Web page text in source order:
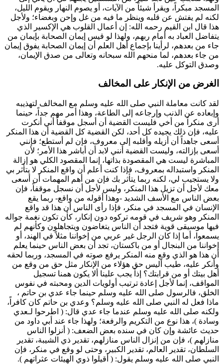
المسجد مبكراً، ويقرأ شيئاً من الآيات، أو يصوم النهار ويقوم الليل،
لكنه لم يفتش عن قلبه وينظر ما فيه من غل وإحن وبغضاء؛ ولأجل
هذا قال ابن القيم رحمه الله: إن أعمال القلوب هي الإكسير الذي
يتفاضل العباد به أمام ربهم، ولهذا لو قيس إيمان الصحابة بإيمان من
جاء من بعدهم، لرأينا بإجماع أهل العلم أن إيمان الصحابة يفوق إيمان
من جاء بعدهم، لما منحهم الله سبحانه وتعالى من صدق الإيمان،
وصدق التوكل عليه.
الغرض من الإنكار على المخالف
لقد كانت معاملة النبي صلى الله عليه وسلم مع المخالف لتهذيبه
وإبعاده عن الذنب وإرجاعه إلى الطاعة، وهذا أمر مهم جداً، حينما
أرى منكراً من أخي فليست القضية أن أسجل موقفاً أني أنكرت
عليه، فإن ذلك يجيده كل أحد، لكن القضية كل القضية أن هذا المنكر
أسعى جاهداً أن أزيله وأقلبه إلى معروف، فإن لم أستطع؛ فإنني
أسعى بإزالته، وليست القضية أنني لابد أن أباشر هذا الأمر؛ لأن
المباشرة ليست هي المقصودة بذاتها، إنما المقصود الكلي هو إزالة
المنكر واستبداله بمعروف، فإذا كنت أعلم أن واقع المنكر لا يتأثر بي
ولا يستجيب لي، لكنه ربما يتأثر بك فإن من أهم المهمات أن أسعى
معك لأجل أن تزيل هذا المنكر، وليس لأجل أن نسجل موقفاً، فإن
بعض الناس مع الأسف الشديد -وهذا أقوله من واقع- ربما يقع
الإنسان في المسجد في منكر، فإذا رأى الناس أن هذا قد واقع
المنكر وهو شريف في قومه تركوه دون إنكار، كأن تكون نغمة جواله
فيها موسيقى قوية فتجد أن الناس يتغاضون ويتجاهلون وكأنهم لم
يسمعوا، أما إذا كان الرجل غير عربي من إخواننا مثلاً في الهند، أو
إخواننا من البنجال أو من باكستان، تجد أن بعض الناس حينما يعلم
أن هذا هو الذي وقع منه المنكر يرفع صوته في المسجد، وربما لحقه
وأنكر عليه، طيب أليس حق هؤلاء من الإنكار مثل حق من وقع من
أهل بيتك أو من قرابتك؟ إذاً يجب علينا ألا يكون همنا تسجيل
المواقف، إنما لأجل إعادة ترتيب أولويات الدين ومحبته في نفوس
الخلق، فالرسول صلى الله عليه وسلم حينما جاء عدي بن حاتم ،
ماذا فعل له النبي صلى الله عليه وسلم؟ وعدي بن حاتم كان كافراً،
ولكنه صلى الله عليه وسلم عندما جاء عدي قال: ( اطرحوا لـعدي
وسادة )، هذا نوع من التكريم والرفعة؛ ولهذا جاء عند أبي داود من
حديث عائشة وإن كان في سنده بعض الضعف: ( أنزلوا الناس
منازلهم )، فإن من إنزال الناس منازلهم، تقدير ذي الشيبة، تقدير
السلطان، تقدير العالم، تقدير الكبير، وحتى لو وقع في منكر، فإن
النبي صلى الله عليه وسلم يقول: ( أقيلوا ذوي الهيئات عثراتهم ).